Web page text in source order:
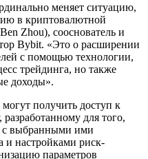
меняет ситуацию,
в криптовалютной
Zhou), сооснователь и
Bybit. «Это о расширении
с помощью технологии,
трейдинга, но также
доходы».
получить доступ к
для того,
с выбранными ими
и настройками риск-
параметров